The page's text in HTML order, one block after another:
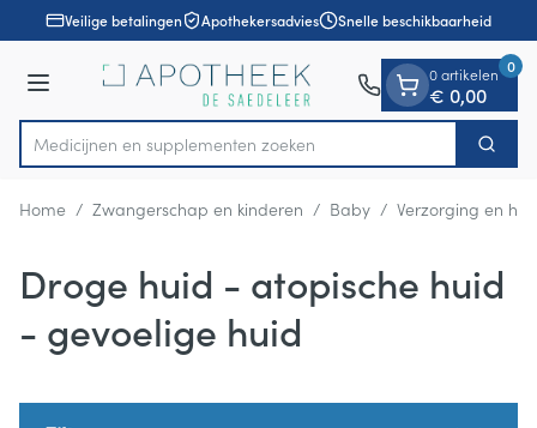
Ga naar de inhoud
1 van 1Veilige betalingen Apothekersadvies Snelle beschikbaarheid
Menu
Product, merk, categorie...
Medicijnen en s Zoek
0 artikelen
€ 0,00
0
Home / Zwangerschap en kinderen / Baby / Verzorging en
Droge huid - atopische huid
- gevoelige huid